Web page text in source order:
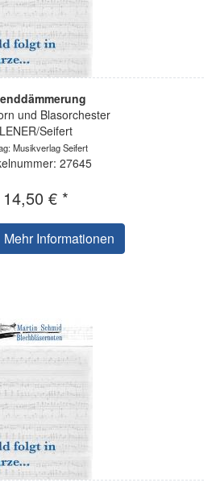
und Blasorchester
LENER/Seifert
Musikverlag Seifert
27645
14,50 € *
Mehr Informationen